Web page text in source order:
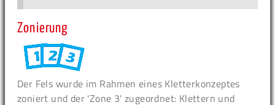
Zonierung
Der Fels wurde im Rahmen eines Kletterkonzeptes
zoniert und der 'Zone 3' zugeordnet: Klettern und